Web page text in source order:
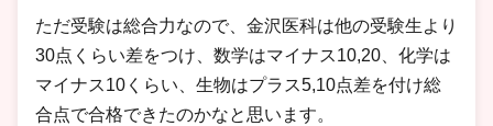
ただ受験は総合力なので、金沢医科は他の受験生より
30点くらい差をつけ、数学はマイナス10,20、化学は
マイナス10くらい、生物はプラス5,10点差を付け総
合点で合格できたのかなと思います。